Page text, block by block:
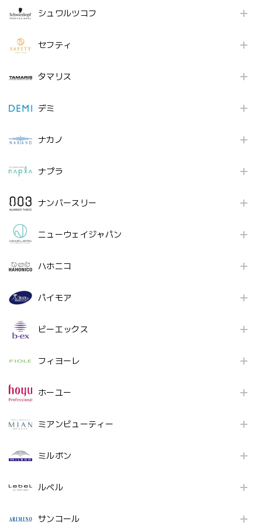
シュワルツコフ
セフティ
タマリス
デミ
ナカノ
ナプラ
ナンバースリー
ニューウェイジャパン
ハホニコ
パイモア
ビーエックス
フィヨーレ
ホーユー
ミアンビューティー
ミルボン
ルベル
サンコール